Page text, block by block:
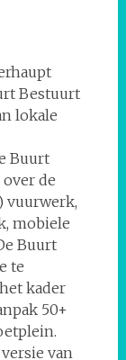
Bestuurt
lokale
Buurt
de
vuurwerk,
mobiele
Buurt
te
kader
50+
van